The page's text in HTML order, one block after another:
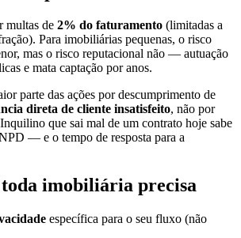
multas de 2% do faturamento (limitadas a
Para imobiliárias pequenas, o risco
mas o risco reputacional não — autuação
e mata captação por anos.
parte das ações por descumprimento de
direta de cliente insatisfeito, não por
que sai mal de um contrato hoje sabe
— e o tempo de resposta para a
toda imobiliária precisa
específica para o seu fluxo (não